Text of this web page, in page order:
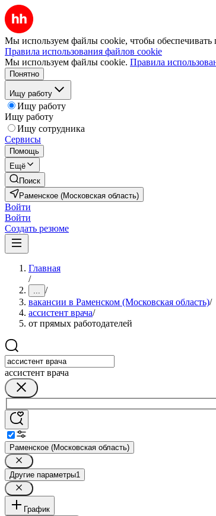
Мы используем файлы cookie, чтобы обеспечивать
Правила использования файлов cookie
Мы используем файлы cookie. Правила
Понятно
Ищу работу
Ищу работу
Ищу работу
Ищу сотрудника
Сервисы
Помощь
Ещё
Поиск
Раменское (Московская область)
Войти
Войти
Создать резюме
Главная
/
... /
вакансии в Раменском (Московская область)/
ассистент врача/
от прямых работодателей
ассистент врача
Раменское (Московская область)
Другие параметры1
График